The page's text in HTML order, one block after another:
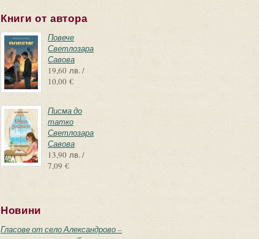
Книги от автора
Повече
Светлозара
Савова
19,60 лв. /
10,00 €
Писма до
татко
Светлозара
Савова
13,90 лв. /
7,09 €
Новини
Гласове от село Александрово –